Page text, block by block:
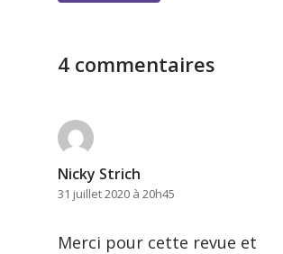
4 commentaires
Nicky Strich
31 juillet 2020 à 20h45
Merci pour cette revue et